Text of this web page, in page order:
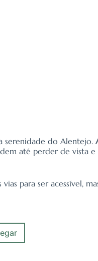
serenidade do Alentejo.
até perder de vista
para ser acessível,